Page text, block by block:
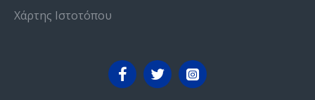
Χάρτης Ιστοτόπου